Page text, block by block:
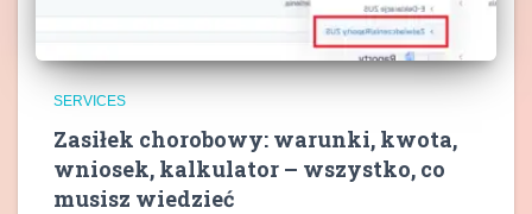
SERVICES
Zasiłek chorobowy: warunki, kwota,
wniosek, kalkulator – wszystko, co
musisz wiedzieć